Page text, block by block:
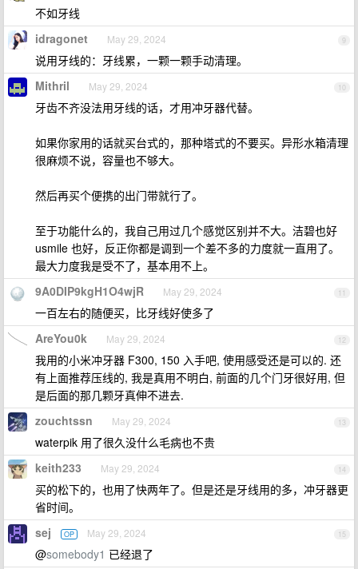
不如牙线
9
idragonet May 29, 2024
说用牙线的：牙线累，一颗一颗手动清理。
10
Mithril May 29, 2024
牙齿不齐没法用牙线的话，才用冲牙器代替。
如果你家用的话就买台式的，那种塔式的不要买。异形水箱清理
很麻烦不说，容量也不够大。
然后再买个便携的出门带就行了。
至于功能什么的，我自己用过几个感觉区别并不大。洁碧也好
usmile 也好，反正你都是调到一个差不多的力度就一直用了。
最大力度我是受不了，基本用不上。
11
9A0DIP9kgH1O4wjR May 29, 2024
一百左右的随便买，比牙线好使多了
12
AreYou0k May 29, 2024
我用的小米冲牙器 F300, 150 入手吧, 使用感受还是可以的. 还
有上面推荐压线的, 我是真用不明白, 前面的几个门牙很好用, 但
是后面的那几颗牙真伸不进去.
13
zouchtssn May 29, 2024
waterpik 用了很久没什么毛病也不贵
14
keith233 May 29, 2024
买的松下的，也用了快两年了。但是还是牙线用的多，冲牙器更
省时间。
15
sej OP May 29, 2024
@somebody1 已经退了